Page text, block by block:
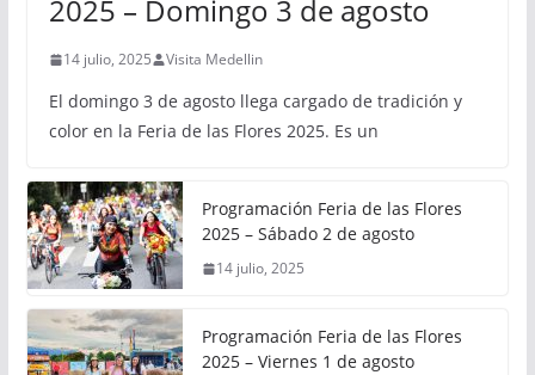
2025 – Domingo 3 de agosto
14 julio, 2025 Visita Medellin
El domingo 3 de agosto llega cargado de tradición y
color en la Feria de las Flores 2025. Es un
Programación Feria de las Flores
2025 – Sábado 2 de agosto
14 julio, 2025
Programación Feria de las Flores
2025 – Viernes 1 de agosto